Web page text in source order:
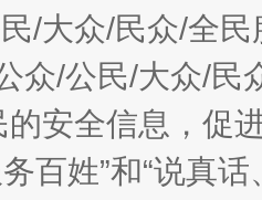
/大众/民众/全
众/公民/大众/民
的安全信息，促
百姓”和“说真